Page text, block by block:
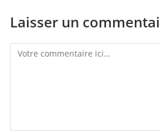
Laisser un
Comment